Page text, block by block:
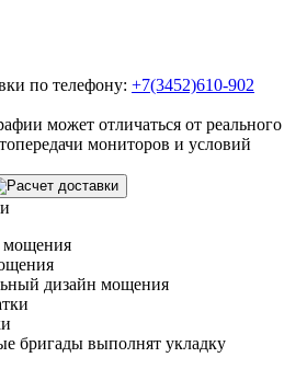
по телефону: +7(3452)610-902
может отличаться от реального
мониторов и условий
дизайн мощения
бригады выполнят укладку